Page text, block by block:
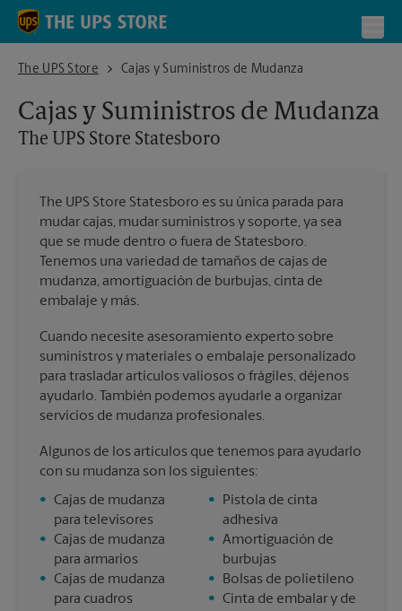
Skip to content
Return to Nav
The UPS Store
The UPS Store StatesboroCajas y Suministros de Mudanza
Cajas y Suministros de Mudanza
The UPS Store Statesboro
The UPS Store Statesboro es su única parada para
mudar cajas, mudar suministros y soporte, ya sea
que se mude dentro o fuera de Statesboro.
Tenemos una variedad de tamaños de cajas de
mudanza, amortiguación de burbujas, cinta de
embalaje y más.
Cuando necesite asesoramiento experto sobre
suministros y materiales o embalaje personalizado
para trasladar artículos valiosos o frágiles, déjenos
ayudarlo. También podemos ayudarle a organizar
servicios de mudanza profesionales.
Algunos de los artículos que tenemos para ayudarlo
con su mudanza son los siguientes:
• Cajas de mudanza
para televisores
• Cajas de mudanza
para armarios
• Cajas de mudanza
para cuadros
•
Pistola de cinta
adhesiva
• Amortiguación de
burbujas
•
Bolsas de polietileno
• Cinta de embalar y de